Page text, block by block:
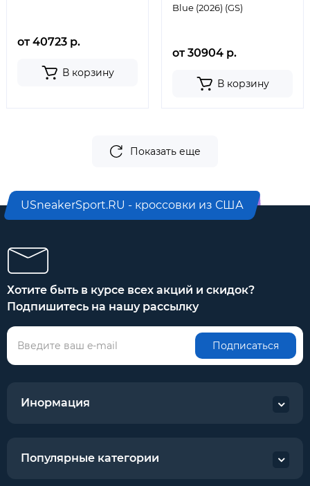
от 40723 р.
В корзину
Blue (2026) (GS)
от 30904 р.
В корзину
Показать еще
USneakerSport.RU - кроссовки из США
Хотите быть в курсе всех акций и скидок?
Подпишитесь на нашу рассылку
Подписаться
Инормация
Популярные категории